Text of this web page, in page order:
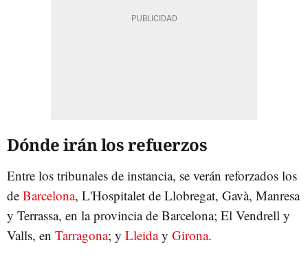
Dónde irán los refuerzos
Entre los tribunales de instancia, se verán reforzados los
de Barcelona, L'Hospitalet de Llobregat, Gavà, Manresa
y Terrassa, en la provincia de Barcelona; El Vendrell y
Valls, en Tarragona; y Lleiday Girona.